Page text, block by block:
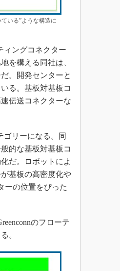
いる”ような構造に
ィングコネクター
を構える同社は、
。開発センターと
る。基板対基板コ
伝送コネクターな
ゴリーになる。同
的な基板対基板コ
だ。ロボットによ
基板の高密度化や
ーの位置をぴった
のフローテ
。